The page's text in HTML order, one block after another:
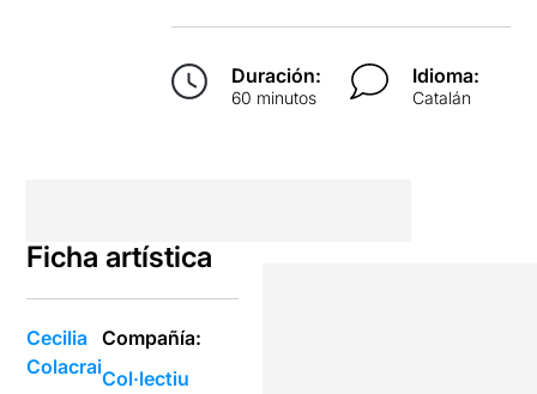
Duración:
60 minutos
Idioma:
Catalán
Ficha artística
Cecilia
Colacrai
Compañía:
Col·lectiu